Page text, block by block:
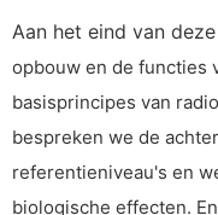
Aan het eind van
opbouw en de functies
basisprincipes van
bespreken we de
referentieniveau's en
biologische effecten.